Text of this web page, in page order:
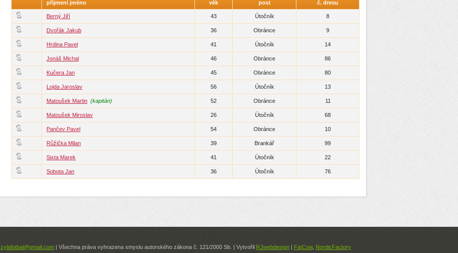
příjmení jméno věk post č. dresu
Berný Jiří 43 Útočník 8
Dvořák Jakub 36 Obránce 9
Hrdina Pavel 41 Útočník 14
Jonáš Michal 46 Obránce 86
Kučera Jan 45 Obránce 80
Lojda Jaroslav 56 Útočník 13
Matoušek Martin (kapitán) 52 Obránce 11
Matoušek Miroslav 26 Útočník 68
Pančev Pavel 54 Obránce 10
Růžička Milan 39 Brankář 99
Sixta Marek 41 Útočník 22
Sobota Jan 36 Útočník 76
zylafotbal@gmail.com | Všechna práva vyhrazena smyslu autorského zákona č. 121/2000 Sb. | Vytvořil RJwebdesign | FatCow, NordicFactory